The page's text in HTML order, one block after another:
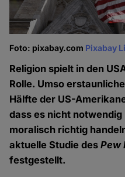
Foto: pixabay.com Pixabay
Religion spielt in den
Rolle. Umso
Hälfte der US-
dass es nicht notwendig
moralisch richtig
aktuelle Studie desPew
festgestellt.